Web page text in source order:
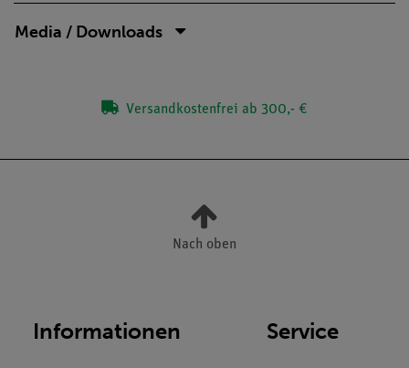
Media / Downloads
Versandkostenfrei ab 300,- €
Nach oben
Informationen Service